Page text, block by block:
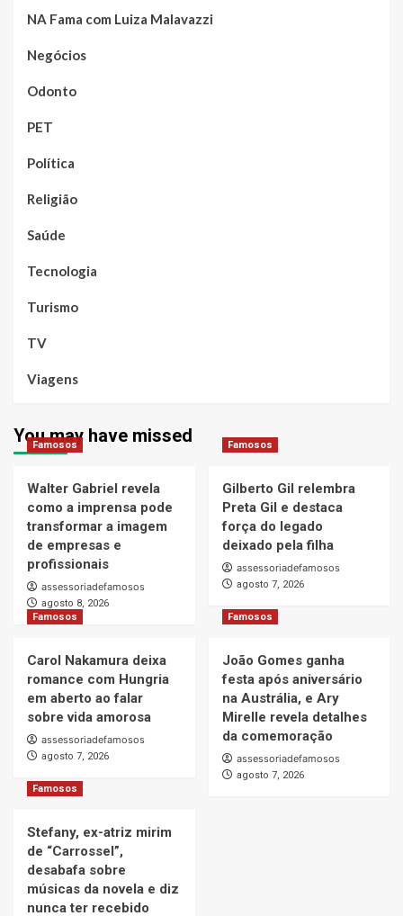
NA Fama com Luiza Malavazzi
Negócios
Odonto
PET
Política
Religião
Saúde
Tecnologia
Turismo
TV
Viagens
You may have missed
Famosos
Walter Gabriel revela
como a imprensa pode
transformar a imagem
de empresas e
profissionais
assessoriadefamosos
agosto 8, 2026
Famosos
Gilberto Gil relembra
Preta Gil e destaca
força do legado
deixado pela filha
assessoriadefamosos
agosto 7, 2026
Famosos
Carol Nakamura deixa
romance com Hungria
em aberto ao falar
sobre vida amorosa
assessoriadefamosos
agosto 7, 2026
Famosos
João Gomes ganha
festa após aniversário
na Austrália, e Ary
Mirelle revela detalhes
da comemoração
assessoriadefamosos
agosto 7, 2026
Famosos
Stefany, ex-atriz mirim
de “Carrossel”,
desabafa sobre
músicas da novela e diz
nunca ter recebido